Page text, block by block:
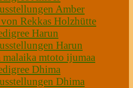
Amber
Rekkas Holzhütte
Harun
Harun
malaika mtoto ijumaa
Dhima
Dhima